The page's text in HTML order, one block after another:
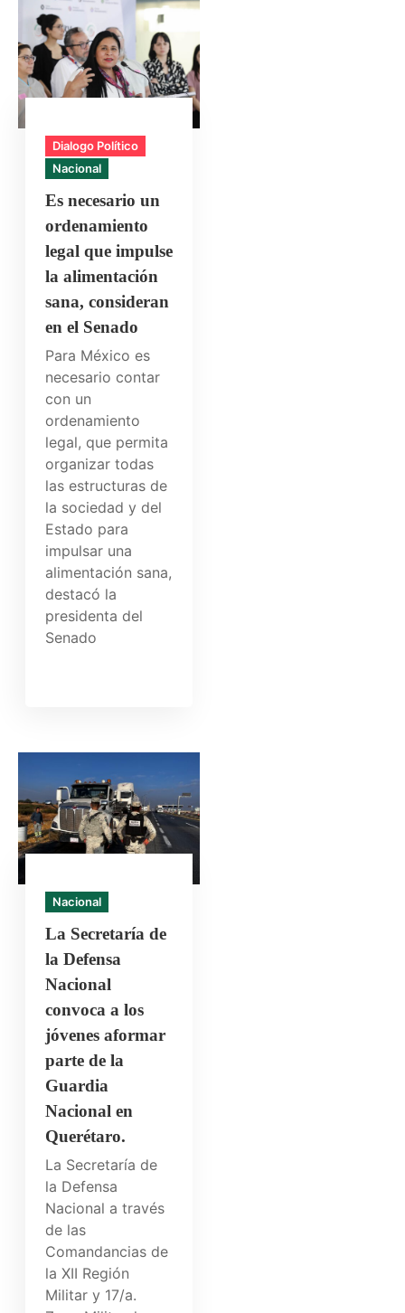
Dialogo Político
Nacional
Es necesario un
ordenamiento
legal que impulse
la alimentación
sana, consideran
en el Senado
Para México es
necesario contar
con un
ordenamiento
legal, que permita
organizar todas
las estructuras de
la sociedad y del
Estado para
impulsar una
alimentación sana,
destacó la
presidenta del
Senado
Nacional
La Secretaría de
la Defensa
Nacional
convoca a los
jóvenes aformar
parte de la
Guardia
Nacional en
Querétaro.
La Secretaría de
la Defensa
Nacional a través
de las
Comandancias de
la XII Región
Militar y 17/a.